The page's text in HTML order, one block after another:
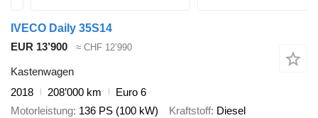
IVECO Daily 35S14
EUR 13’900
≈ CHF 12’990
Kastenwagen
2018
208’000 km
Euro 6
Motorleistung 136 PS (100 kW) Kraftstoff Diesel